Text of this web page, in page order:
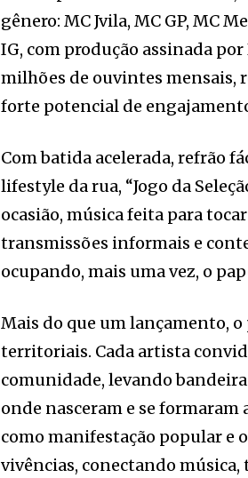
gênero: MC Jvila, MC GP, MC
IG, com produção assinada
milhões de ouvintes mensais,
forte potencial de
Com batida acelerada, refrão
lifestyle da rua, “Jogo da
ocasião, música feita para
transmissões informais e
ocupando, mais uma vez, o
Mais do que um lançamento, o
territoriais. Cada artista
comunidade, levando
onde nasceram e se
como manifestação popular e
vivências, conectando